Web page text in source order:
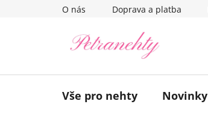
O nás Doprava a platba
Vše pro nehty Novinky